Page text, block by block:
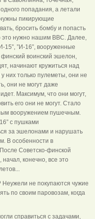
попадания, а летали
пикирующие
бросить бомбу и попасть
это нужно нашим ВВС. Далее,
”И-16”, вооруженные
воинский эшелон,
начинают кружиться над
них только пулеметы, они не
они не могут даже
Максимум, что они могут,
его они не могут. Стало
вооружением пушечным.
с пушками
за эшелонами и нарушать
В особенности в
Советско-финской
конечно, все это
Неужели не покупаются чужие
по своим паровозам, когда
справиться с задачами,